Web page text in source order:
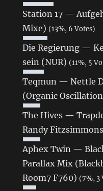
Station 17 —
Mixe) (13%, 6 Votes)
Die Regierung —
sein (NUR) (11%, 5
Teqmun — Nettle
(Organic
The Hives —
Randy
Aphex Twin —
Parallax Mix
Room7 F760) (7%, 3